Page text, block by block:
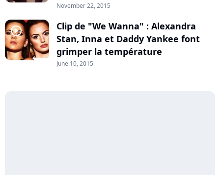
November 22, 2015
player2
Clip de "We Wanna" : Alexandra
Stan, Inna et Daddy Yankee font
grimper la température
June 10, 2015